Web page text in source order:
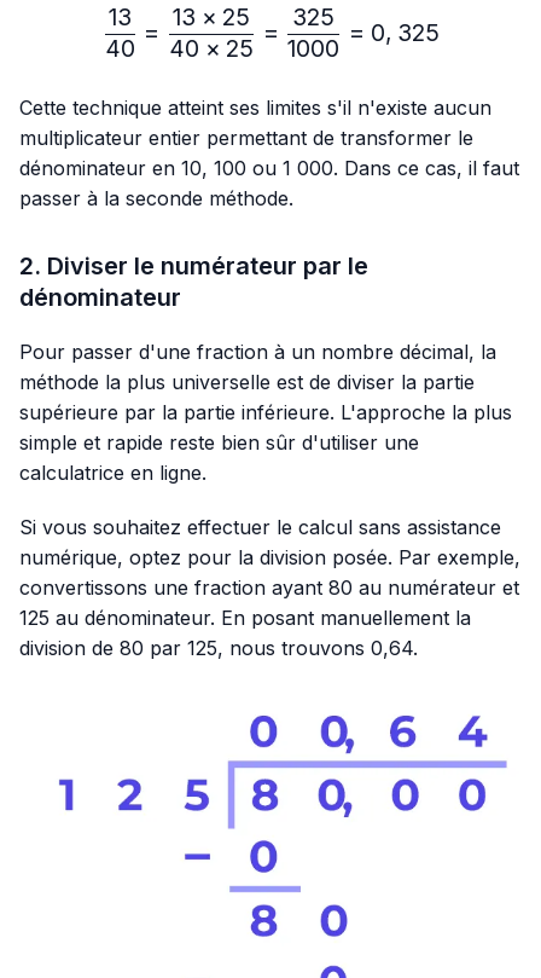
\frac{13}{40}=\frac{13
40
13
=
40 × 25
13 × 25
=
1000
325
= 0, 325
Cette technique atteint ses limites s'il n'existe aucun
multiplicateur entier permettant de transformer le
dénominateur en 10, 100 ou 1 000. Dans ce cas, il faut
passer à la seconde méthode.
2. Diviser le numérateur par le
dénominateur
Pour passer d'une fraction à un nombre décimal, la
méthode la plus universelle est de diviser la partie
supérieure par la partie inférieure. L'approche la plus
simple et rapide reste bien sûr d'utiliser une
calculatrice en ligne.
Si vous souhaitez effectuer le calcul sans assistance
numérique, optez pour la division posée. Par exemple,
convertissons une fraction ayant 80 au numérateur et
125 au dénominateur. En posant manuellement la
division de 80 par 125, nous trouvons 0,64.